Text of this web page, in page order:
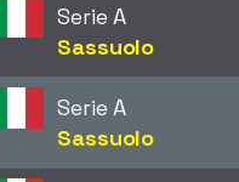
Serie A
Sassuolo
Serie A
Sassuolo